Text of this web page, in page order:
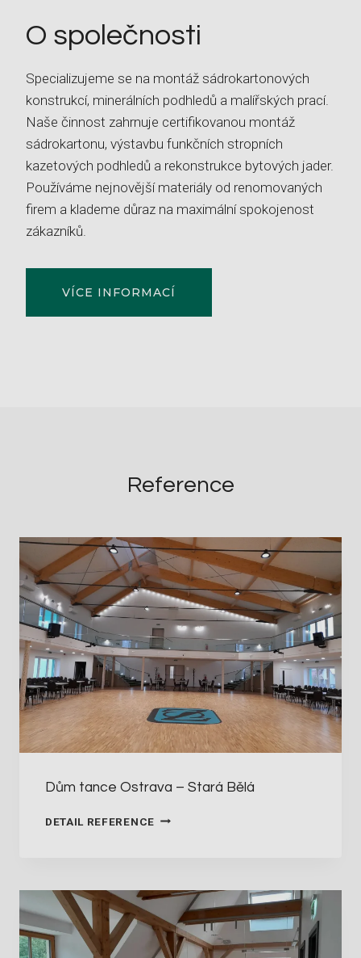
O společnosti
Specializujeme se na montáž sádrokartonových
konstrukcí, minerálních podhledů a malířských prací.
Naše činnost zahrnuje certifikovanou montáž
sádrokartonu, výstavbu funkčních stropních
kazetových podhledů a rekonstrukce bytových jader.
Používáme nejnovější materiály od renomovaných
firem a klademe důraz na maximální spokojenost
zákazníků.
VÍCE INFORMACÍ
Reference
Dům tance Ostrava – Stará Bělá
DETAIL REFERENCED
N
C
E
O